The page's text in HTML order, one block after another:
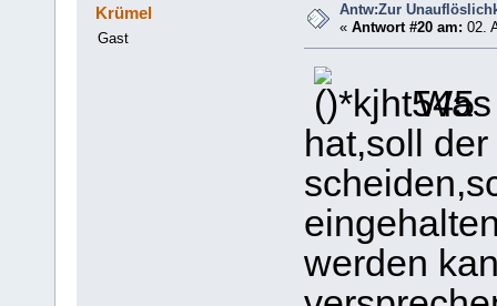
Krümel
Gast
Antw:Zur
«Antwort #20 am: 02.
Was
hat,soll
werden